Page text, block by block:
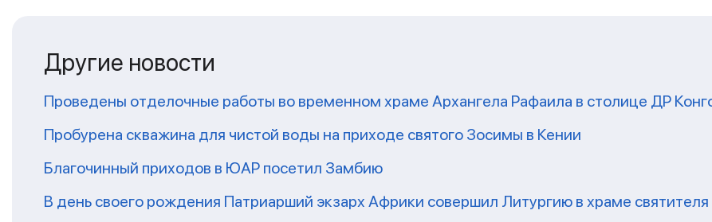
Другие новости
Проведены отделочные работы во временном храме Архангела Рафаила в столице ДР
Пробурена скважина для чистой воды на приходе святого Зосимы в Кении
Благочинный приходов в ЮАР посетил Замбию
В день своего рождения Патриарший экзарх Африки совершил Литургию в храме